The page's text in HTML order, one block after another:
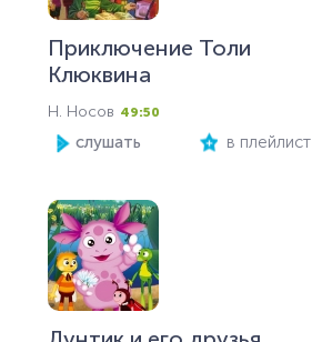
Приключение Толи
Клюквина
Н. Носов 49:50
слушать в плейлист